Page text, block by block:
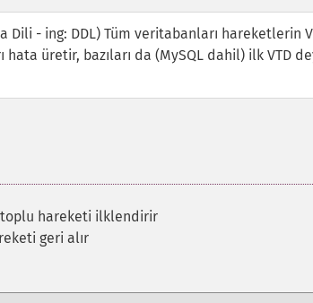
Dili - ing: DDL) Tüm veritabanları hareketlerin
hata üretir, bazıları da (MySQL dahil) ilk VTD
hareketi ilklendirir
geri alır